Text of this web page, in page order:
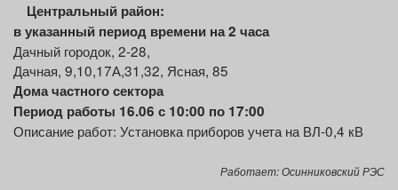
Центральный район:
в указанный период времени на 2 часа
Дачный городок, 2-28,
Дачная, 9,10,17А,31,32, Ясная, 85
Дома частного сектора
Период работы 16.06 с 10:00 по 17:00
Описание работ: Установка приборов учета на ВЛ-0,4 кВ
Работает: Осинниковский РЭС